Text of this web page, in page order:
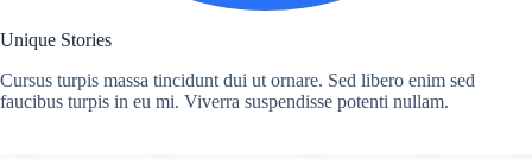
Unique Stories
Cursus turpis massa tincidunt dui ut ornare. Sed libero enim sed
faucibus turpis in eu mi. Viverra suspendisse potenti nullam.